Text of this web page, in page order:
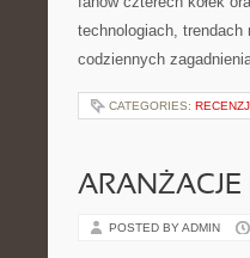
technologiach,
codziennych
CATEGORIES:
ARANŻACJE
POSTED BY ADMIN